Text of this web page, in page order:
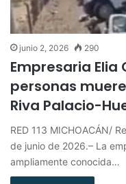
junio 2, 2026 290
Empresaria
personas
Riva Palacio-
RED 113 MICHOACÁN/
de junio de 2026.– La
ampliamente conocida…